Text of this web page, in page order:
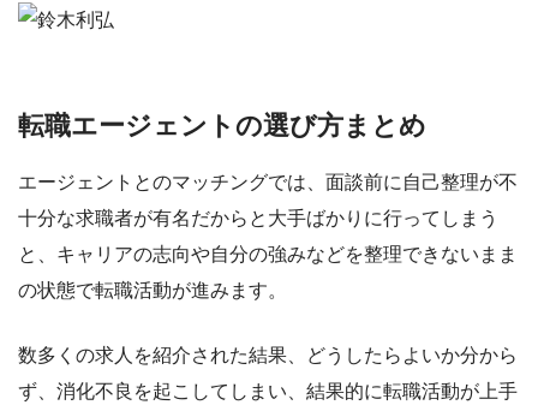
転職エージェントの選び方まとめ
エージェントとのマッチングでは、面談前に自己整理が不
十分な求職者が有名だからと大手ばかりに行ってしまう
と、 キャリアの志向や自分の強みなどを整理できないまま
の状態で転職活動が進みます。
数多くの求人を紹介された結果、どうしたらよいか分から
ず、消化不良を起こしてしまい、 結果的に転職活動が上手